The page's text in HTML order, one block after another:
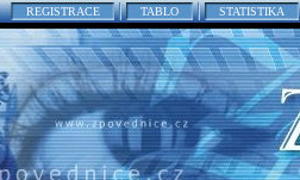
REGISTRACE TABLO STATISTIKA